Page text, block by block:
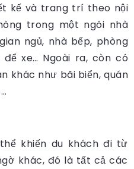
kế và trang trí theo nội
trong một ngôi nhà
ngủ, nhà bếp, phòng
xe… Ngoài ra, còn có
khác như bãi biển, quán
khiến du khách đi từ
khác, đó là tất cả các